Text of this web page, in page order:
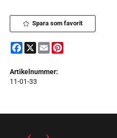
Spara som favorit
Facebook
X Email
Artikelnummer:
11-01-33